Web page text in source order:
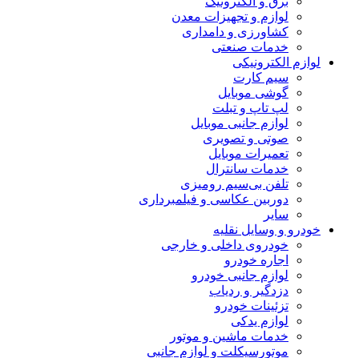
لوازم و تجهیزات معدن
کشاورزی و دامداری
خدمات صنعتی
لوازم الکترونیکی
سیم کارت
گوشی موبایل
لپ تاپ و تبلت
لوازم جانبی موبایل
صوتی و تصویری
تعمیرات موبایل
خدمات سانترال
تلفن بی‌سیم رومیزی
دوربین عکاسی و فیلمبرداری
سایر
خودرو و وسایل نقلیه
خودروی داخلی و خارجی
اجاره خودرو
لوازم جانبی خودرو
دزدگیر و ردیاب
تزئینات خودرو
لوازم یدکی
خدمات ماشین و موتور
موتورسیکلت و لوازم جانبی